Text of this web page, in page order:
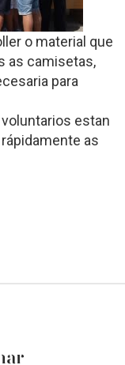
o material que
as camisetas,
para
estan
as